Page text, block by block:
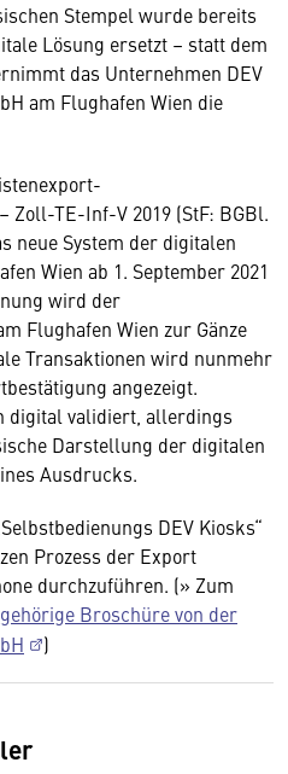
Stempel wurde bereits
Lösung ersetzt – statt dem
das Unternehmen DEV
am Flughafen Wien die
Zoll-TE-Inf-V 2019 (StF: BGBl.
neue System der digitalen
Wien ab 1. September 2021
wird der
Flughafen Wien zur Gänze
Transaktionen wird nunmehr
angezeigt.
digital validiert, allerdings
Darstellung der digitalen
Ausdrucks.
DEV Kiosks“
Prozess der Export
durchzuführen. (» Zum
Broschüre von der
)